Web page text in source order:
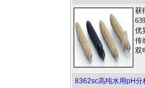
获
优
传
双
8362sc高纯水用pH分